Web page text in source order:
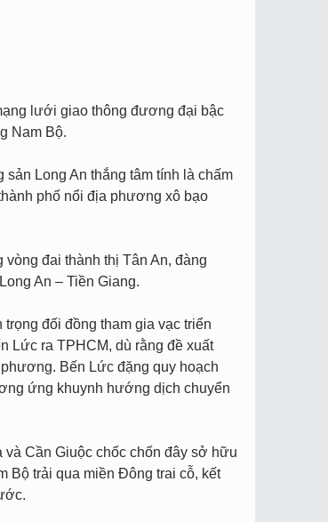
lưới giao thông đương đại bậc
Nam Bộ.
Long An thắng tâm tính là chấm
phố nổi địa phương xô bạo
đai thành thị Tân An, đàng
An – Tiền Giang.
đối đồng tham gia vạc triển
Lức ra TPHCM, dù rằng đề xuất
Bến Lức đặng quy hoạch
ứng khuynh hướng dịch chuyển
Cần Giuộc chốc chốn đây sở hữu
Bộ trải qua miền Đông trai cỗ, kết